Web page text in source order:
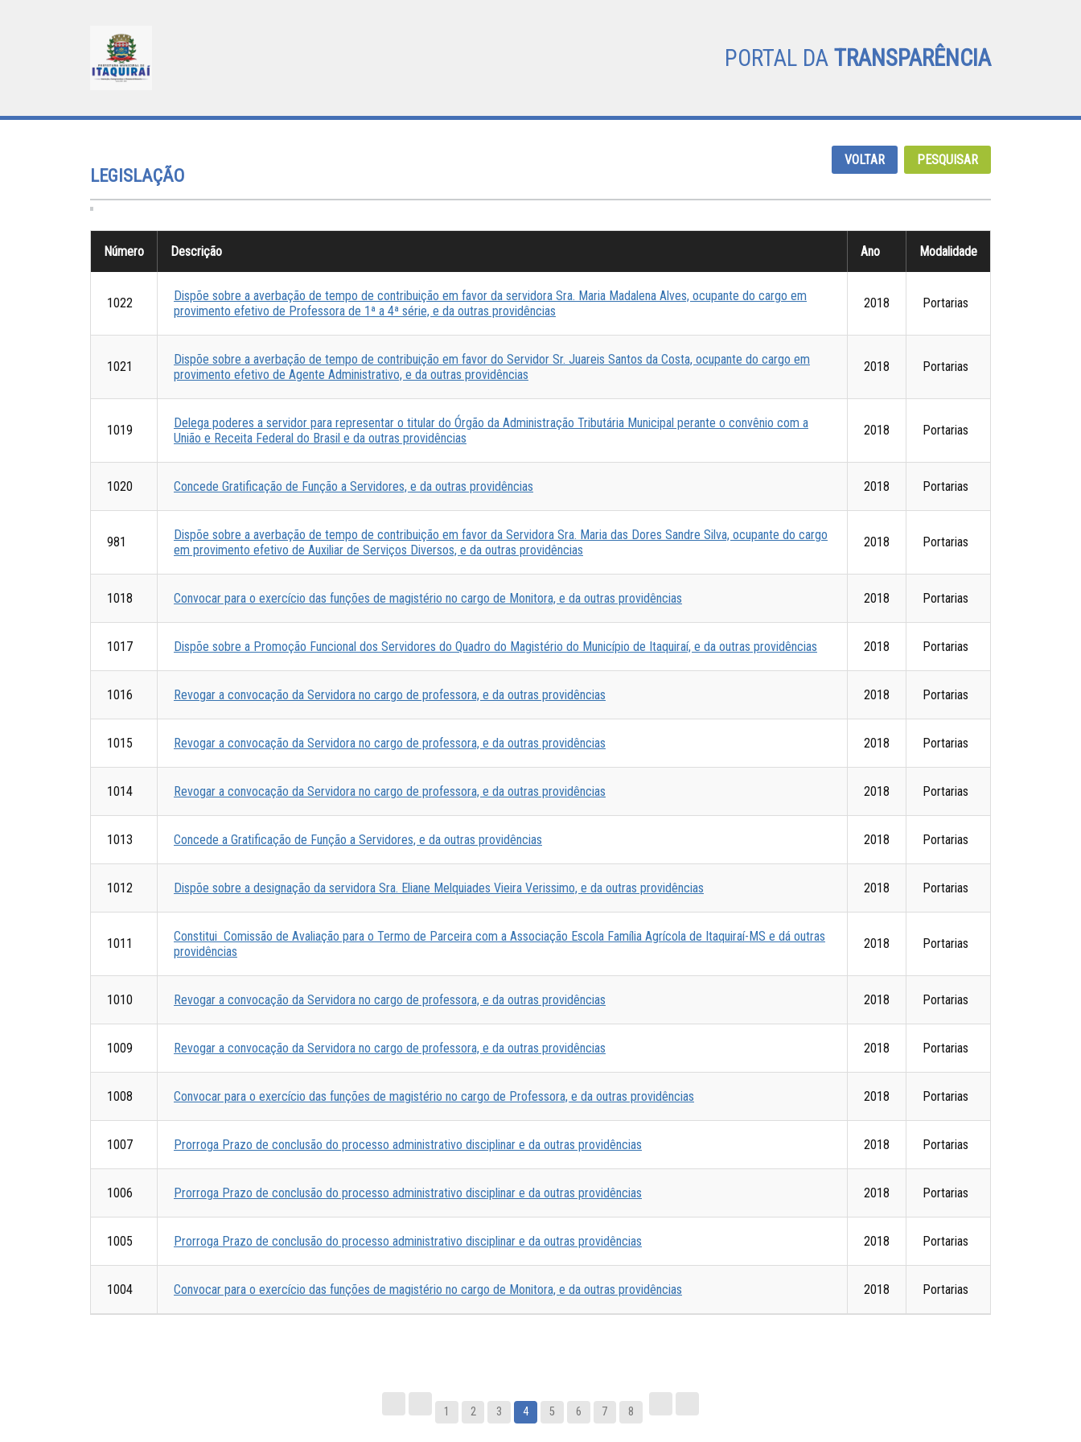
PORTAL DA TRANSPARÊNCIA
VOLTAR PESQUISAR
LEGISLAÇÃO
Número Descrição Ano Modalidade
1022
Dispõe sobre a averbação de tempo de contribuição em favor da servidora Sra. Maria Madalena Alves, ocupante do cargo em
provimento efetivo de Professora de 1ª a 4ª série, e da outras providências
2018 Portarias
1021
Dispõe sobre a averbação de tempo de contribuição em favor do Servidor Sr. Juareis Santos da Costa, ocupante do cargo em
provimento efetivo de Agente Administrativo, e da outras providências
2018 Portarias
1019
Delega poderes a servidor para representar o titular do Órgão da Administração Tributária Municipal perante o convênio com a
União e Receita Federal do Brasil e da outras providências
2018 Portarias
1020 Concede Gratificação de Função a Servidores, e da outras providências 2018 Portarias
981
Dispõe sobre a averbação de tempo de contribuição em favor da Servidora Sra. Maria das Dores Sandre Silva, ocupante do cargo
em provimento efetivo de Auxiliar de Serviços Diversos, e da outras providências
2018 Portarias
1018 Convocar para o exercício das funções de magistério no cargo de Monitora, e da outras providências 2018 Portarias
1017 Dispõe sobre a Promoção Funcional dos Servidores do Quadro do Magistério do Município de Itaquiraí, e da outras providências 2018 Portarias
1016 Revogar a convocação da Servidora no cargo de professora, e da outras providências 2018 Portarias
1015 Revogar a convocação da Servidora no cargo de professora, e da outras providências 2018 Portarias
1014 Revogar a convocação da Servidora no cargo de professora, e da outras providências 2018 Portarias
1013 Concede a Gratificação de Função a Servidores, e da outras providências 2018 Portarias
1012 Dispõe sobre a designação da servidora Sra. Eliane Melquiades Vieira Verissimo, e da outras providências 2018 Portarias
1011
Constitui Comissão de Avaliação para o Termo de Parceira com a Associação Escola Família Agrícola de Itaquiraí-MS e dá outras
providências
2018 Portarias
1010 Revogar a convocação da Servidora no cargo de professora, e da outras providências 2018 Portarias
1009 Revogar a convocação da Servidora no cargo de professora, e da outras providências 2018 Portarias
1008 Convocar para o exercício das funções de magistério no cargo de Professora, e da outras providências 2018 Portarias
1007 Prorroga Prazo de conclusão do processo administrativo disciplinar e da outras providências 2018 Portarias
1006 Prorroga Prazo de conclusão do processo administrativo disciplinar e da outras providências 2018 Portarias
1005 Prorroga Prazo de conclusão do processo administrativo disciplinar e da outras providências 2018 Portarias
1004 Convocar para o exercício das funções de magistério no cargo de Monitora, e da outras providências 2018 Portarias
1 2 3 4 5 6 7 8